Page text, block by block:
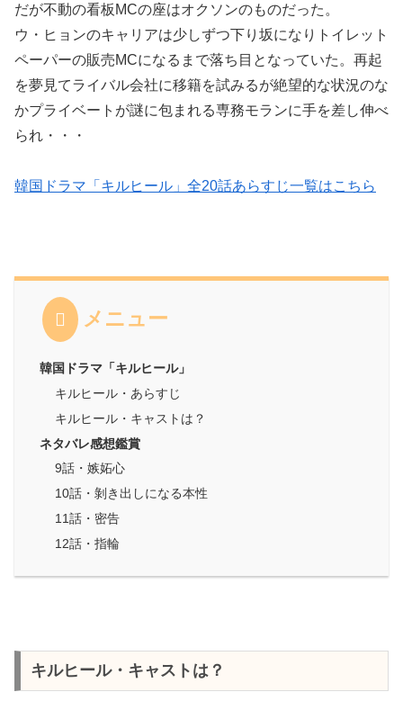
だが不動の看板MCの座はオクソンのものだった。
ウ・ヒョンのキャリアは少しずつ下り坂になりトイレット
ペーパーの販売MCになるまで落ち目となっていた。再起
を夢見てライバル会社に移籍を試みるが絶望的な状況のな
かプライベートが謎に包まれる専務モランに手を差し伸べ
られ・・・
韓国ドラマ「キルヒール」全20話あらすじ一覧はこちら
メニュー
韓国ドラマ「キルヒール」
キルヒール・あらすじ
キルヒール・キャストは？
ネタバレ感想鑑賞
9話・嫉妬心
10話・剝き出しになる本性
11話・密告
12話・指輪
キルヒール・キャストは？